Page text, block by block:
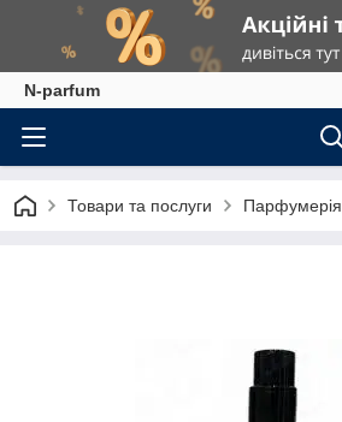
N-parfum
Товари та послуги Парфумерія